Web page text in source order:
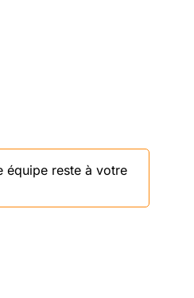
équipe reste à votre